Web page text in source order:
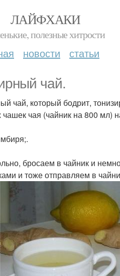
ЛАЙФХАКИ
полезные хитрости
новости статьи
чай.
чай, который бодрит,
чая (чайник на 800 мл)
бросаем в чайник и
и тоже отправляем в